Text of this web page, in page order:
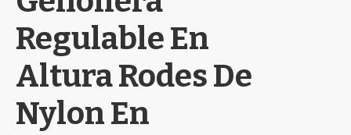
Regulable En
Altura Rodes De
Nylon En